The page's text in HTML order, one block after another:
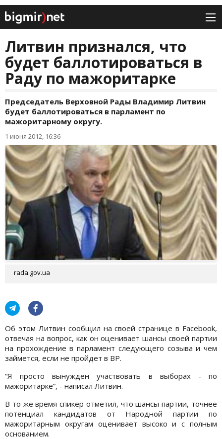
Литвин признался, что
будет баллотироваться в
Раду по мажоритарке
Председатель Верховной Рады Владимир Литвин
будет баллотироваться в парламент по
мажоритарному округу.
1 июня 2012, 16:36
rada.gov.ua
Об этом Литвин сообщил на своей странице в Facebook,
отвечая на вопрос, как он оценивает шансы своей партии
на прохождение в парламент следующего созыва и чем
займется, если не пройдет в ВР.
“Я просто вынужден участвовать в выборах - по
мажоритарке”, - написал Литвин.
В то же время спикер отметил, что шансы партии, точнее
потенциал кандидатов от Народной партии по
мажоритарным округам оценивает высоко и с полным
основанием.